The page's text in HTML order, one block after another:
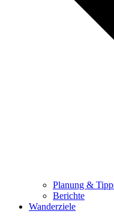
Planung &
Berichte
Wanderziele